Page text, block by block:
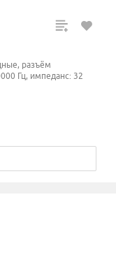
разъём
Гц, импеданс: 32